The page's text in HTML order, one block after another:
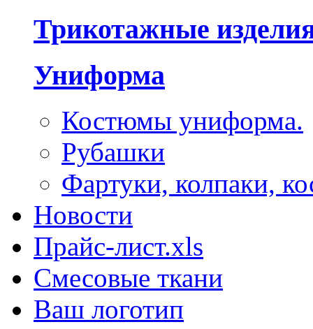
Трикотажные
Униформа
Костюмы униформа.
Рубашки
Фартуки, колпаки,
Новости
Прайс-лист.xls
Смесовые ткани
Ваш логотип